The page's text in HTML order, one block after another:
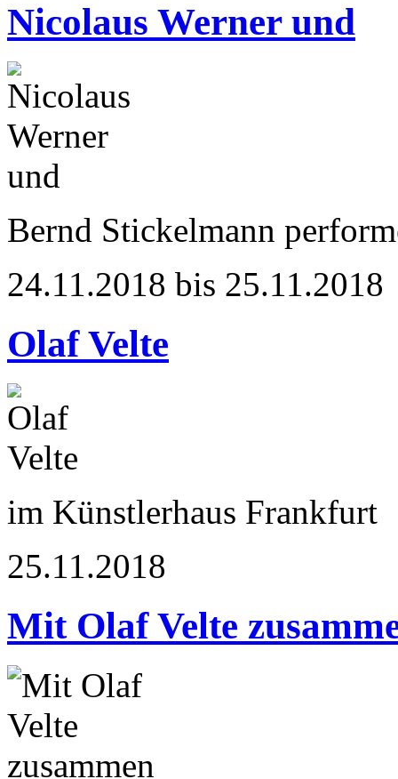
Nicolaus Werner und
Bernd Stickelmann
24.11.2018 bis 25.11.2018
Olaf Velte
im Künstlerhaus Frankfurt
25.11.2018
Mit Olaf Velte